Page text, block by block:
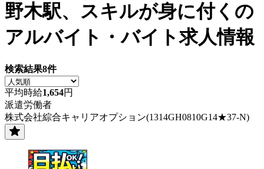
野木駅、スキルが身に付く の
アルバイト・バイト求人情報
検索結果8件
平均時給1,654円
派遣労働者
株式会社綜合キャリアオプション(1314GH0810G14★37-N)